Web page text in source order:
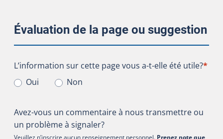
Évaluation de la page ou suggestion
L’information sur cette page vous a-t-elle été utile?
L’information sur cette page vous a-t-elle été utile?*
Oui
Non
Avez-vous un commentaire à nous transmettre ou
un problème à signaler?
Veuillez n’inscrire aucun renseignement personnel. Prenez note que